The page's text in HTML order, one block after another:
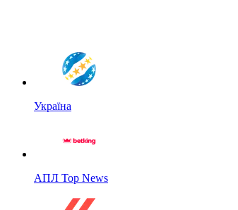
Україна
АПЛ Top News